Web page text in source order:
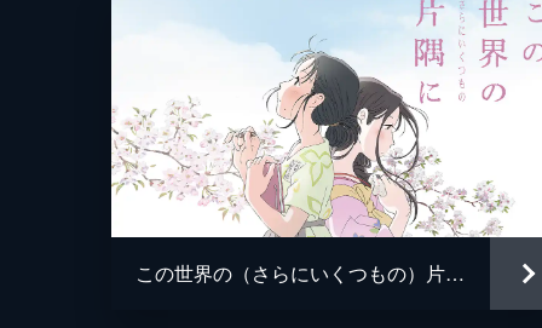
この世界の（さらにいくつもの）片隅に